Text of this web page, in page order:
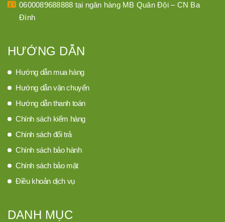
0600089688888 tại ngân hàng MB Quân Đội – CN Ba
Đình
HƯỚNG DẪN
Hướng dẫn mua hàng
Hướng dẫn vận chuyển
Hướng dẫn thanh toán
Chính sách kiểm hàng
Chính sách đổi trả
Chính sách bảo hành
Chính sách bảo mật
Điều khoản dịch vụ
DANH MỤC